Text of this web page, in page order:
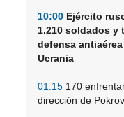
10:00 Ejército
1.210 soldados y
defensa
Ucrania
01:15 170
dirección de